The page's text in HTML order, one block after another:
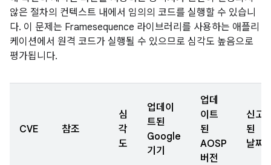
않은 절차의 컨텍스트 내에서 임의의 코드를 실행할 수 있습니
다. 이 문제는 Framesequence 라이브러리를 사용하는 애플리
케이션에서 원격 코드가 실행될 수 있으므로 심각도 높음으로
평가됩니다.
CVE 참조
심
각
도
업데이
트된
Google
기기
업데
이트
된
AOSP
버전
신고
된
날짜